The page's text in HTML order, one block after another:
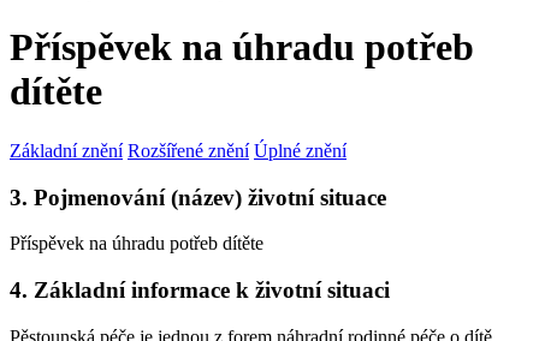
Příspěvek na úhradu potřeb
dítěte
Základní znění Rozšířené znění Úplné znění
3. Pojmenování (název) životní situace
Příspěvek na úhradu potřeb dítěte
4. Základní informace k životní situaci
Pěstounská péče je jednou z forem náhradní rodinné péče o dítě.